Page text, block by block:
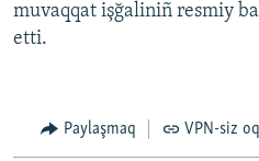
muvaqqat işğaliniñ resmiy
etti.
Paylaşmaq VPN-siz